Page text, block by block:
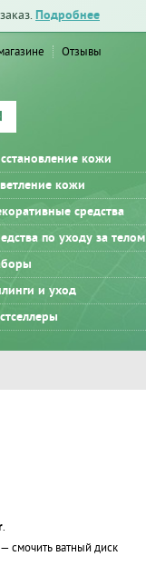
Подробнее
Отзывы
кожи
кожи
средства
по уходу за телом
и уход
.
— смочить ватный диск